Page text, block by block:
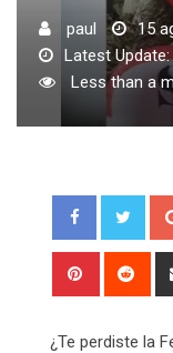
paul
15
Latest
Less than a
Pinterest
¿Te perdiste la